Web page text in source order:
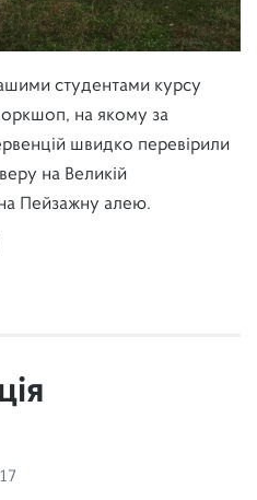
студентами курсу
на якому за
швидко перевірили
на Великій
Пейзажну алею.